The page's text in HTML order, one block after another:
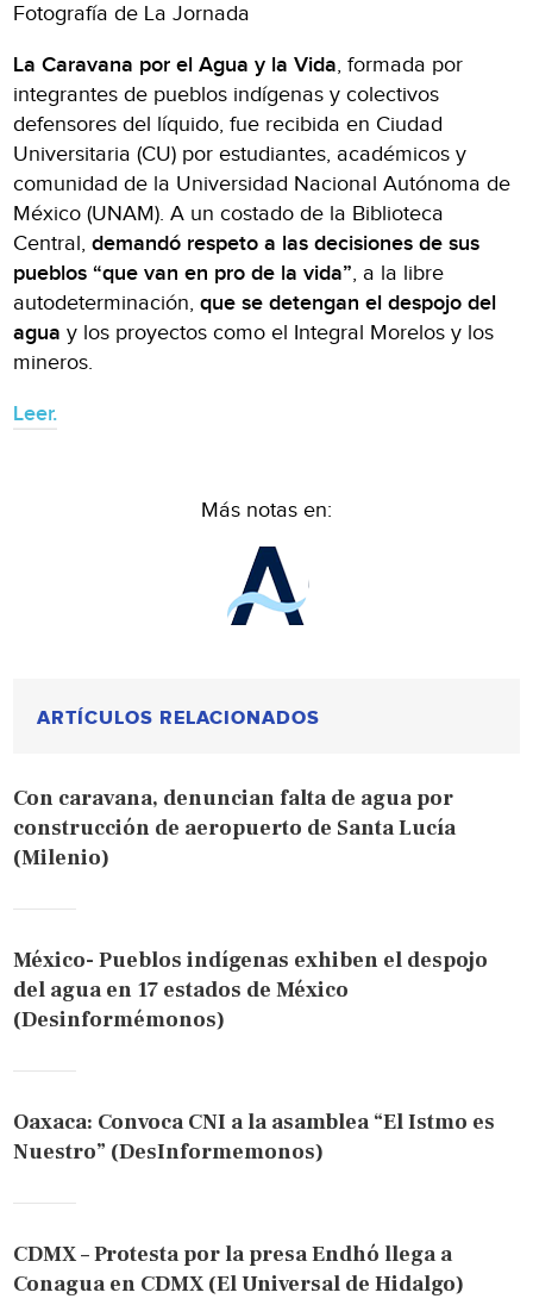
Fotografía de La Jornada
La Caravana por el Agua y la Vida, formada por
integrantes de pueblos indígenas y colectivos
defensores del líquido, fue recibida en Ciudad
Universitaria (CU) por estudiantes, académicos y
comunidad de la Universidad Nacional Autónoma de
México (UNAM). A un costado de la Biblioteca
Central,demandó respeto a las decisiones de sus
pueblos “que van en pro de la vida”, a la libre
autodeterminación, que se detengan el despojo del
agua y los proyectos como el Integral Morelos y los
mineros.
Leer.
Más notas en:
ARTÍCULOS RELACIONADOS
Con caravana, denuncian falta de agua por
construcción de aeropuerto de Santa Lucía
(Milenio)
México- Pueblos indígenas exhiben el despojo
del agua en 17 estados de México
(Desinformémonos)
Oaxaca: Convoca CNI a la asamblea “El Istmo es
Nuestro” (DesInformemonos)
CDMX – Protesta por la presa Endhó llega a
Conagua en CDMX (El Universal de Hidalgo)